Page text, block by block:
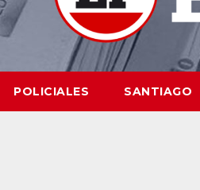
POLICIALES SANTIAGO